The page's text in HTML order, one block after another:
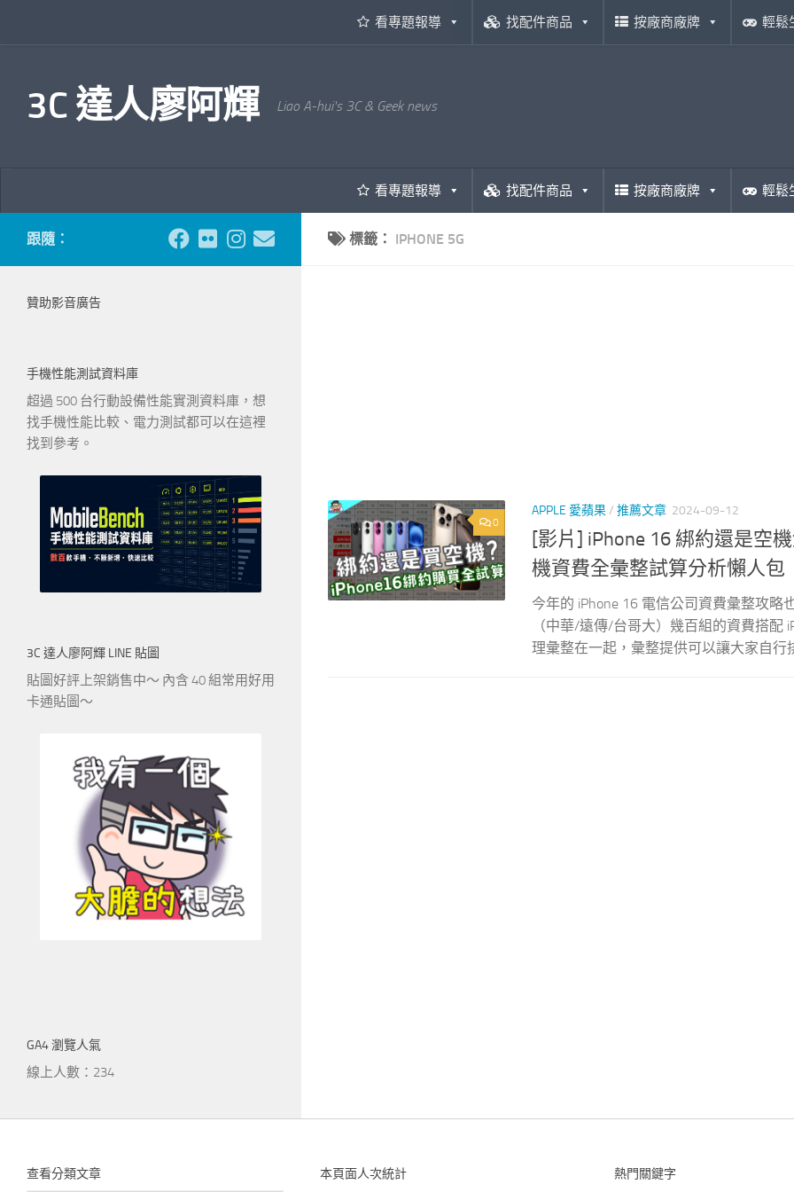
看專題報導 找配件商品 按廠商廠牌 輕鬆
3C 達人廖阿輝 Liao A-hui's 3C & Geek news
看專題報導 找配件商品 按廠商廠牌 輕鬆
標籤： IPHONE 5G
0
APPLE 愛蘋果/ 推薦文章 2024-09-12
[影片] iPhone 16 綁約還是空
機資費全彙整試算分析懶人包
今年的 iPhone 16 電信公司資費彙整攻略
（中華/遠傳/台哥大）幾百組的資費搭配
理彙整在一起，彙整提供可以讓大家自行
跟隨：
贊助影音廣告
手機性能測試資料庫
超過 500 台行動設備性能實測資料庫，想
找手機性能比較、電力測試都可以在這裡
找到參考。
3C 達人廖阿輝 LINE 貼圖
貼圖好評上架銷售中～ 內含 40 組常用好用
卡通貼圖～
GA4 瀏覽人氣
線上人數：234
查看分類文章 本頁面人次統計 熱門關鍵字